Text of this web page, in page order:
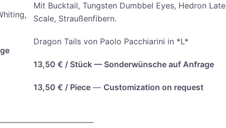
Mit Buck­tail, Tungs­ten Dumb­bel Eyes, Hedron
Sca­le, Straußenfibern.
Dra­gon Tails von Pao­lo Pac­chia­ri­ni in *L*
13,50 € / Stück — Son­der­wün­sche auf Anfrage
13,50 € / Pie­ce— Cus­to­miza­ti­on on request